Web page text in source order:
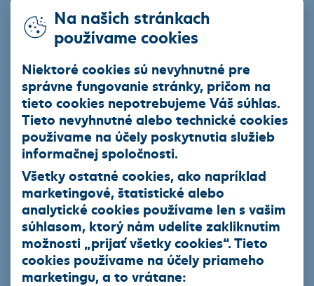
EIB úver so zvýhodneným úrokom
Ekofinancovanie
Naša ponuka
Akciová ponuka vybraných partnerov ČSOB Leasing
Jazdené vozidlá z repredaja
Podnikatelia
Mestá a obce
Fyzické osoby
Regióny
Kalkulačky
Na našich stránkach
používame cookies
Niektoré cookies sú nevyhnutné pre
správne fungovanie stránky, pričom na
tieto cookies nepotrebujeme Váš súhlas.
Tieto nevyhnutné alebo technické cookies
používame na účely poskytnutia služieb
informačnej spoločnosti.
Všetky ostatné cookies, ako napríklad
marketingové, štatistické alebo
analytické cookies používame len s vašim
súhlasom, ktorý nám udelíte zakliknutím
možnosti „prijať všetky cookies“. Tieto
cookies používame na účely priameho
marketingu, a to vrátane: